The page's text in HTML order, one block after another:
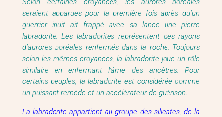
Selon certaines croyances, les aurores boréales
seraient apparues pour la première fois après qu’un
guerrier inuit ait frappé avec sa lance une pierre
labradorite. Les labradorites représentent des rayons
d’aurores boréales renfermés dans la roche. Toujours
selon les mêmes croyances, la labradorite joue un rôle
similaire en enfermant l’âme des ancêtres. Pour
certains peuples, la labradorite est considérée comme
un puissant remède et un accélérateur de guérison.
La labradorite appartient au groupe des silicates, de la